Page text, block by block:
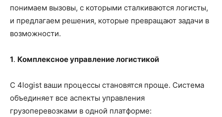
понимаем вызовы, с которыми сталкиваются логисты,
и предлагаем решения, которые превращают задачи в
возможности.
1. Комплексное управление логистикой
С 4logist ваши процессы становятся проще. Система
объединяет все аспекты управления
грузоперевозками в одной платформе: